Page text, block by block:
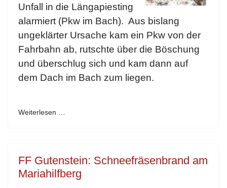
Unfall in die Längapiesting
alarmiert (Pkw im Bach). Aus bislang
ungeklärter Ursache kam ein Pkw von der
Fahrbahn ab, rutschte über die Böschung
und überschlug sich und kam dann auf
dem Dach im Bach zum liegen.
Weiterlesen …
FF Gutenstein: Schneefräsenbrand am
Mariahilfberg